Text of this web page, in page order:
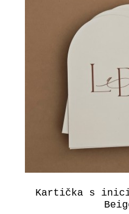
Kartička s